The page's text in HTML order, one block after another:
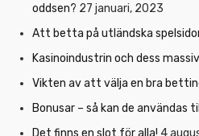
oddsen? 27 januari, 2023
Att betta på utländska
Kasinoindustrin och dess
Vikten av att välja en bra
Bonusar – så kan de användas
Det finns en slot för alla! 4